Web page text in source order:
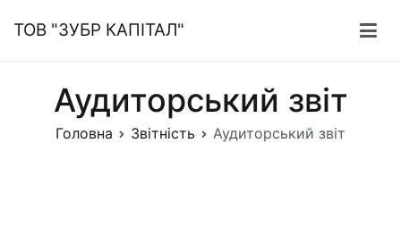
ТОВ "ЗУБР КАПІТАЛ"
Аудиторський звіт
Головна Звітність Аудиторський звіт